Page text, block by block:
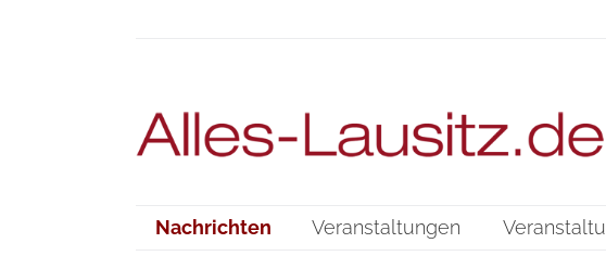
Nachrichten Veranstaltungen